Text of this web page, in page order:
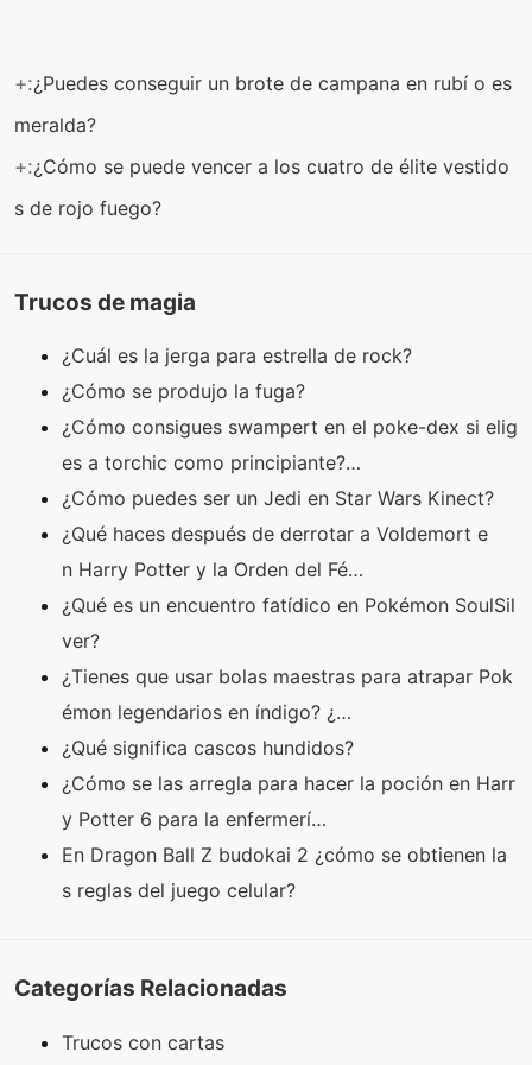
+:¿Puedes conseguir un brote de campana en rubí o es
meralda?
+:¿Cómo se puede vencer a los cuatro de élite vestido
s de rojo fuego?
Trucos de magia
¿Cuál es la jerga para estrella de rock?
¿Cómo se produjo la fuga?
¿Cómo consigues swampert en el poke-dex si elig
es a torchic como principiante?…
¿Cómo puedes ser un Jedi en Star Wars Kinect?
¿Qué haces después de derrotar a Voldemort e
n Harry Potter y la Orden del Fé…
¿Qué es un encuentro fatídico en Pokémon SoulSil
ver?
¿Tienes que usar bolas maestras para atrapar Pok
émon legendarios en índigo? ¿…
¿Qué significa cascos hundidos?
¿Cómo se las arregla para hacer la poción en Harr
y Potter 6 para la enfermerí…
En Dragon Ball Z budokai 2 ¿cómo se obtienen la
s reglas del juego celular?
Categorías Relacionadas
Trucos con cartas